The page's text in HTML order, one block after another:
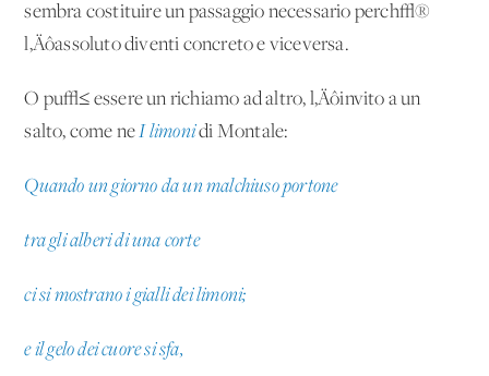
sembra costituire un passaggio necessario perch√®
l‚Äôassoluto diventi concreto e viceversa.
O pu√≤ essere un richiamo ad altro, l‚Äôinvito a un
salto, come neI limonidi Montale:
Quando un giorno da un malchiuso portone
tra gli alberi di una corte
ci si mostrano i gialli dei limoni;
e il gelo dei cuore si sfa,